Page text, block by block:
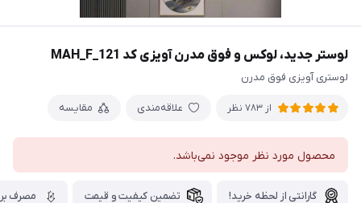
لوستر جدید، لوکس و فوق مدرن آویزی کد MAH_F_121
لوستری آویزی فوق مدرن
از 783 نظر علاقه‌مندی مقایسه
محصول مورد نظر موجود نمی‌باشد.
گارانتی از لحظه خرید! تضمین کیفیت و قیمت مصرف